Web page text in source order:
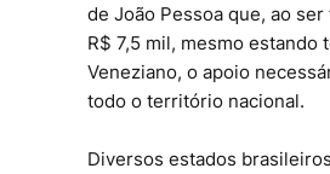
de João Pessoa que, ao
R$ 7,5 mil, mesmo estando
Veneziano, o apoio
todo o território nacional.
Diversos estados